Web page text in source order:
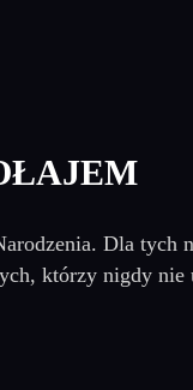
Dla tych
którzy nigdy